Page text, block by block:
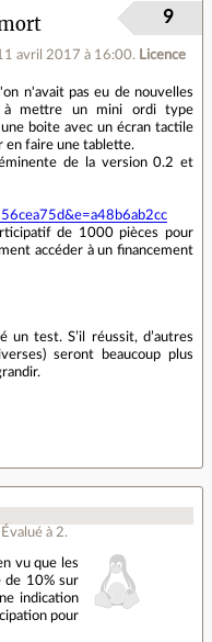
avril 2017 à 16:00. Licence
9
n'avait pas eu de nouvelles
mettre un mini ordi type
une boite avec un écran tactile
en faire une tablette.
de la version 0.2 et
de 1000 pièces pour
accéder à un financement
test. S’il réussit, d’autres
seront beaucoup plus
Évalué à 2.
vu que les
de 10% sur
indication
pour